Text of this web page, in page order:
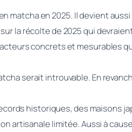
matcha en 2025. Il devient
la récolte de 2025 qui
concrets et mesurables
serait introuvable. En
historiques, des maisons
artisanale limitée. Aussi à